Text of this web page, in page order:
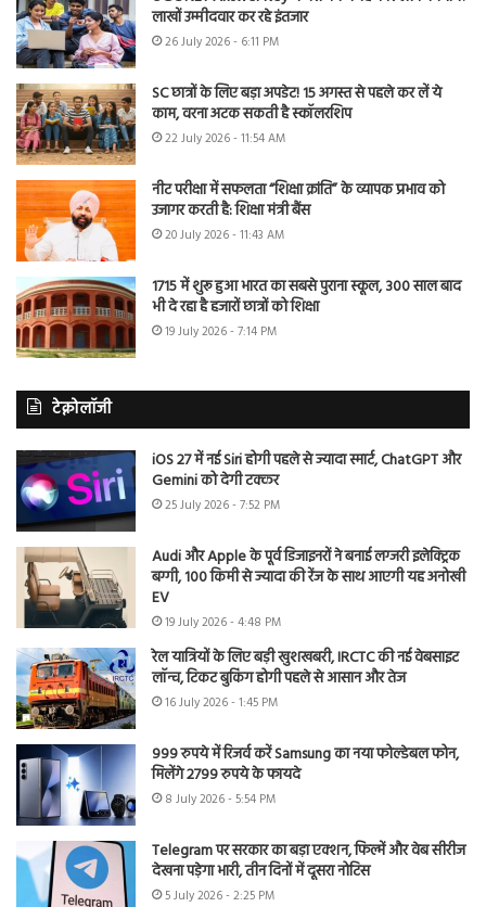
लाखों उम्मीदवार कर रहे इंतजार
26 July 2026 - 6:11 PM
SC छात्रों के लिए बड़ा अपडेट! 15 अगस्त से पहले कर लें ये
काम, वरना अटक सकती है स्कॉलरशिप
22 July 2026 - 11:54 AM
नीट परीक्षा में सफलता “शिक्षा क्रांति” के व्यापक प्रभाव को
उजागर करती है: शिक्षा मंत्री बैंस
20 July 2026 - 11:43 AM
1715 में शुरू हुआ भारत का सबसे पुराना स्कूल, 300 साल बाद
भी दे रहा है हजारों छात्रों को शिक्षा
19 July 2026 - 7:14 PM
टेक्नोलॉजी
iOS 27 में नई Siri होगी पहले से ज्यादा स्मार्ट, ChatGPT और
Gemini को देगी टक्कर
25 July 2026 - 7:52 PM
Audi और Apple के पूर्व डिजाइनरों ने बनाई लग्जरी इलेक्ट्रिक
बग्गी, 100 किमी से ज्यादा की रेंज के साथ आएगी यह अनोखी
EV
19 July 2026 - 4:48 PM
रेल यात्रियों के लिए बड़ी खुशखबरी, IRCTC की नई वेबसाइट
लॉन्च, टिकट बुकिंग होगी पहले से आसान और तेज
16 July 2026 - 1:45 PM
999 रुपये में रिजर्व करें Samsung का नया फोल्डेबल फोन,
मिलेंगे 2799 रुपये के फायदे
8 July 2026 - 5:54 PM
Telegram पर सरकार का बड़ा एक्शन, फिल्में और वेब सीरीज
देखना पड़ेगा भारी, तीन दिनों में दूसरा नोटिस
5 July 2026 - 2:25 PM